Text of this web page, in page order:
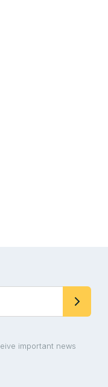
important news